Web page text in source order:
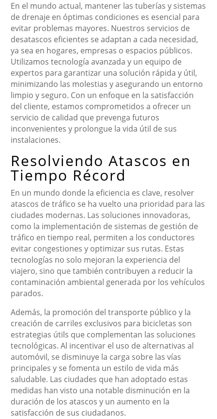
En el mundo actual, mantener las tuberías y sistemas
de drenaje en óptimas condiciones es esencial para
evitar problemas mayores. Nuestros servicios de
desatascos eficientes se adaptan a cada necesidad,
ya sea en hogares, empresas o espacios públicos.
Utilizamos tecnología avanzada y un equipo de
expertos para garantizar una solución rápida y útil,
minimizando las molestias y asegurando un entorno
limpio y seguro. Con un enfoque en la satisfacción
del cliente, estamos comprometidos a ofrecer un
servicio de calidad que prevenga futuros
inconvenientes y prolongue la vida útil de sus
instalaciones.
Resolviendo Atascos en
Tiempo Récord
En un mundo donde la eficiencia es clave, resolver
atascos de tráfico se ha vuelto una prioridad para las
ciudades modernas. Las soluciones innovadoras,
como la implementación de sistemas de gestión de
tráfico en tiempo real, permiten a los conductores
evitar congestiones y optimizar sus rutas. Estas
tecnologías no solo mejoran la experiencia del
viajero, sino que también contribuyen a reducir la
contaminación ambiental generada por los vehículos
parados.
Además, la promoción del transporte público y la
creación de carriles exclusivos para bicicletas son
estrategias útils que complementan las soluciones
tecnológicas. Al incentivar el uso de alternativas al
automóvil, se disminuye la carga sobre las vías
principales y se fomenta un estilo de vida más
saludable. Las ciudades que han adoptado estas
medidas han visto una notable disminución en la
duración de los atascos y un aumento en la
satisfacción de sus ciudadanos.